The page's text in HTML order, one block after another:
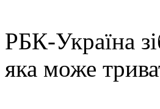
РБК-Україна
яка може